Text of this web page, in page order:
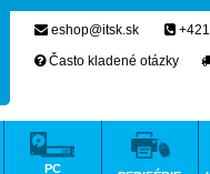
eshop@itsk.sk
Často kladené otázky
PC